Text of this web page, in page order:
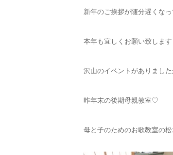
新年のご挨拶が随分遅くなっ
本年も宜しくお願い致します
沢山のイベントがありまし
昨年末の後期母親教室♡
母と子のためのお歌教室の